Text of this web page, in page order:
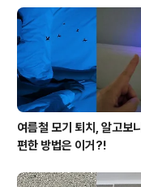
여름철 모기 퇴치, 알고보
편한 방법은 이거?!